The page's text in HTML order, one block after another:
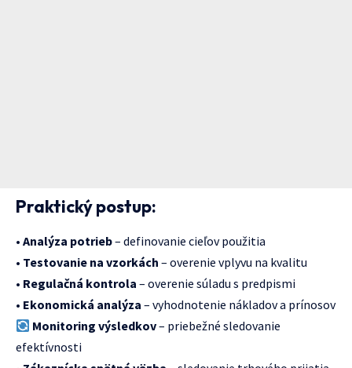
Praktický postup:
• Analýza potrieb– definovanie cieľov použitia
• Testovanie na vzorkách – overenie vplyvu na kvalitu
• Regulačná kontrola – overenie súladu s predpismi
• Ekonomická analýza – vyhodnotenie nákladov a prínosov
Monitoring výsledkov– priebežné sledovanie
efektívnosti